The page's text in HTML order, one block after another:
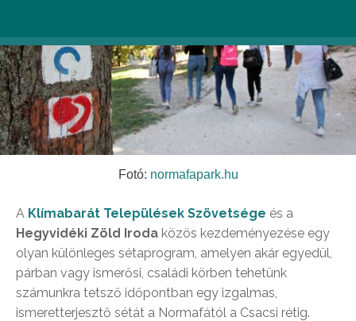
Fotó: normafapark.hu
A Klímabarát Települések Szövetsége és a
Hegyvidéki Zöld Iroda közös kezdeményezése egy
olyan különleges sétaprogram, amelyen akár egyedül,
párban vagy ismerősi, családi körben tehetünk
számunkra tetsző időpontban egy izgalmas,
ismeretterjesztő sétát a Normafától a Csacsi rétig.